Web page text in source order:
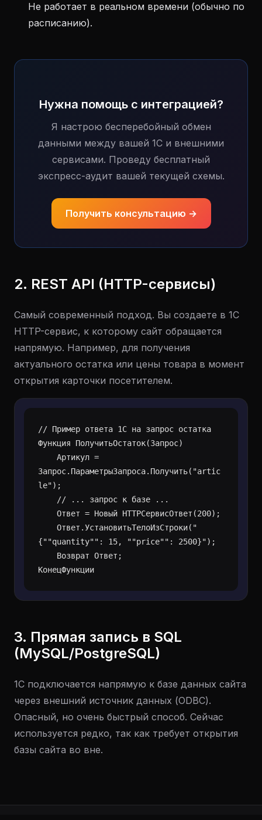
Не работает в реальном времени (обычно по
расписанию).
Нужна помощь с интеграцией?
Я настрою бесперебойный обмен
данными между вашей 1С и внешними
сервисами. Проведу бесплатный
экспресс-аудит вашей текущей схемы.
Получить консультацию →
2. REST API (HTTP-сервисы)
Самый современный подход. Вы создаете в 1С
HTTP-сервис, к которому сайт обращается
напрямую. Например, для получения
актуального остатка или цены товара в момент
открытия карточки посетителем.
// Пример ответа 1С на запрос остатка
Функция ПолучитьОстаток(Запрос)
Запрос.ПараметрыЗапроса.Получить("artic
le");
{""quantity"": 15, ""price"": 2500}");
КонецФункции
3. Прямая запись в SQL
(MySQL/PostgreSQL)
1С подключается напрямую к базе данных сайта
через внешний источник данных (ODBC).
Опасный, но очень быстрый способ. Сейчас
используется редко, так как требует открытия
базы сайта во вне.